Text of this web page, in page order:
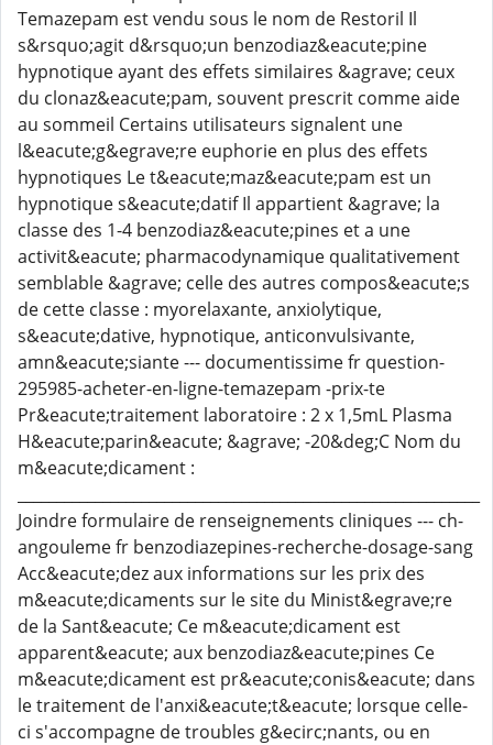
Temazepam est vendu sous le nom de Restoril Il
s&rsquo;agit d&rsquo;un benzodiaz&eacute;pine
hypnotique ayant des effets similaires &agrave; ceux
du clonaz&eacute;pam, souvent prescrit comme aide
au sommeil Certains utilisateurs signalent une
l&eacute;g&egrave;re euphorie en plus des effets
hypnotiques Le t&eacute;maz&eacute;pam est un
hypnotique s&eacute;datif Il appartient &agrave; la
classe des 1-4 benzodiaz&eacute;pines et a une
activit&eacute; pharmacodynamique qualitativement
semblable &agrave; celle des autres compos&eacute;s
de cette classe : myorelaxante, anxiolytique,
s&eacute;dative, hypnotique, anticonvulsivante,
amn&eacute;siante --- documentissime fr question-
295985-acheter-en-ligne-temazepam -prix-te
Pr&eacute;traitement laboratoire : 2 x 1,5mL Plasma
H&eacute;parin&eacute; &agrave; -20&deg;C Nom du
m&eacute;dicament :
Joindre formulaire de renseignements cliniques --- ch-
angouleme fr benzodiazepines-recherche-dosage-sang
Acc&eacute;dez aux informations sur les prix des
m&eacute;dicaments sur le site du Minist&egrave;re
de la Sant&eacute; Ce m&eacute;dicament est
apparent&eacute; aux benzodiaz&eacute;pines Ce
m&eacute;dicament est pr&eacute;conis&eacute; dans
le traitement de l'anxi&eacute;t&eacute; lorsque celle-
ci s'accompagne de troubles g&ecirc;nants, ou en